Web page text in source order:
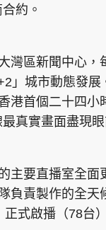
約。
灣區新聞中心，
」城市動態發展
港首個二十四小
真實畫面盡現眼
主要直播室全面
負責製作的全天
正式啟播（78台